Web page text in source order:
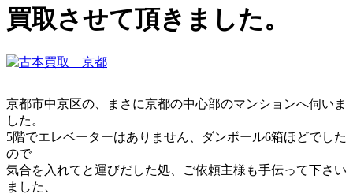
買取させて頂きました。
京都市中京区の、まさに京都の中心部のマンションへ伺いま
した。
5階でエレベーターはありません、ダンボール6箱ほどでした
ので
気合を入れてと運びだした処、ご依頼主様も手伝って下さい
ました、